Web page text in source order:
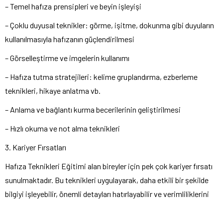
– Temel hafıza prensipleri ve beyin işleyişi
– Çoklu duyusal teknikler: görme, işitme, dokunma gibi duyuların
kullanılmasıyla hafızanın güçlendirilmesi
– Görselleştirme ve imgelerin kullanımı
– Hafıza tutma stratejileri: kelime gruplandırma, ezberleme
teknikleri, hikaye anlatma vb.
– Anlama ve bağlantı kurma becerilerinin geliştirilmesi
– Hızlı okuma ve not alma teknikleri
3. Kariyer Fırsatları
Hafıza Teknikleri Eğitimi alan bireyler için pek çok kariyer fırsatı
sunulmaktadır. Bu teknikleri uygulayarak, daha etkili bir şekilde
bilgiyi işleyebilir, önemli detayları hatırlayabilir ve verimliliklerini